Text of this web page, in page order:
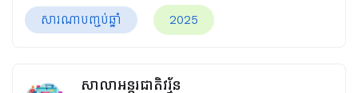
សារណាបញ្ចប់ឆ្នាំ 2025
សាលាអន្តរជាតិវរ្ម័ន